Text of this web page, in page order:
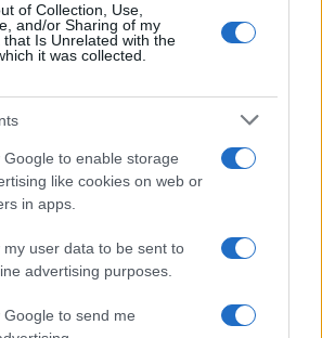
of Collection, Use,
and/or Sharing of my
that Is Unrelated with the
it was collected.
Google to enable storage
like cookies on web or
in apps.
my user data to be sent to
advertising purposes.
to send me
tényező